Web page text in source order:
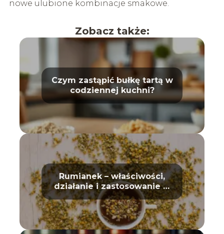
nowe ulubione kombinacje smakowe.
Zobacz także:
Czym zastąpić bułkę tartą w
codziennej kuchni?
Rumianek – właściwości,
działanie i zastosowanie w
domu oraz kosmetyce